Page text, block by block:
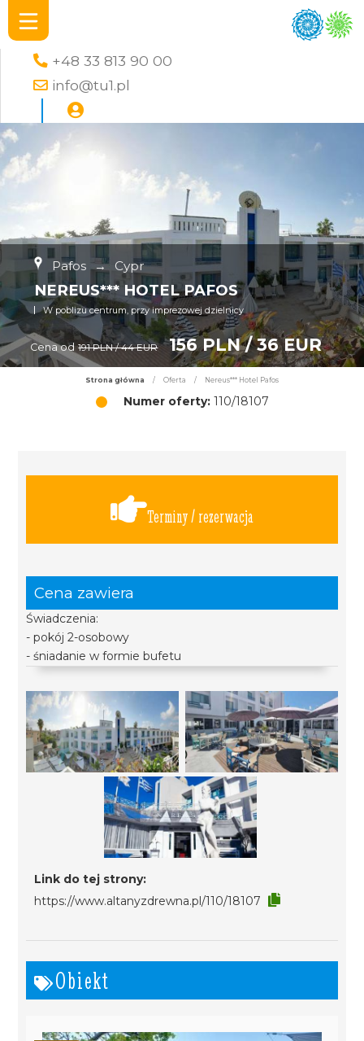
+48 33 813 90 00
info@tu1.pl
Pafos → Cypr
NEREUS*** HOTEL PAFOS
W poblizu centrum, przy imprezowej dzielnicy
Cena od 191 PLN / 44 EUR 156 PLN / 36 EUR
Strona główna / Oferta / Nereus*** Hotel Pafos
Numer oferty:110/18107
Terminy / rezerwacja
Cena zawiera
Świadczenia:
- pokój 2-osobowy
- śniadanie w formie bufetu
Link do tej strony:
https://www.altanyzdrewna.pl/110/18107
Obiekt